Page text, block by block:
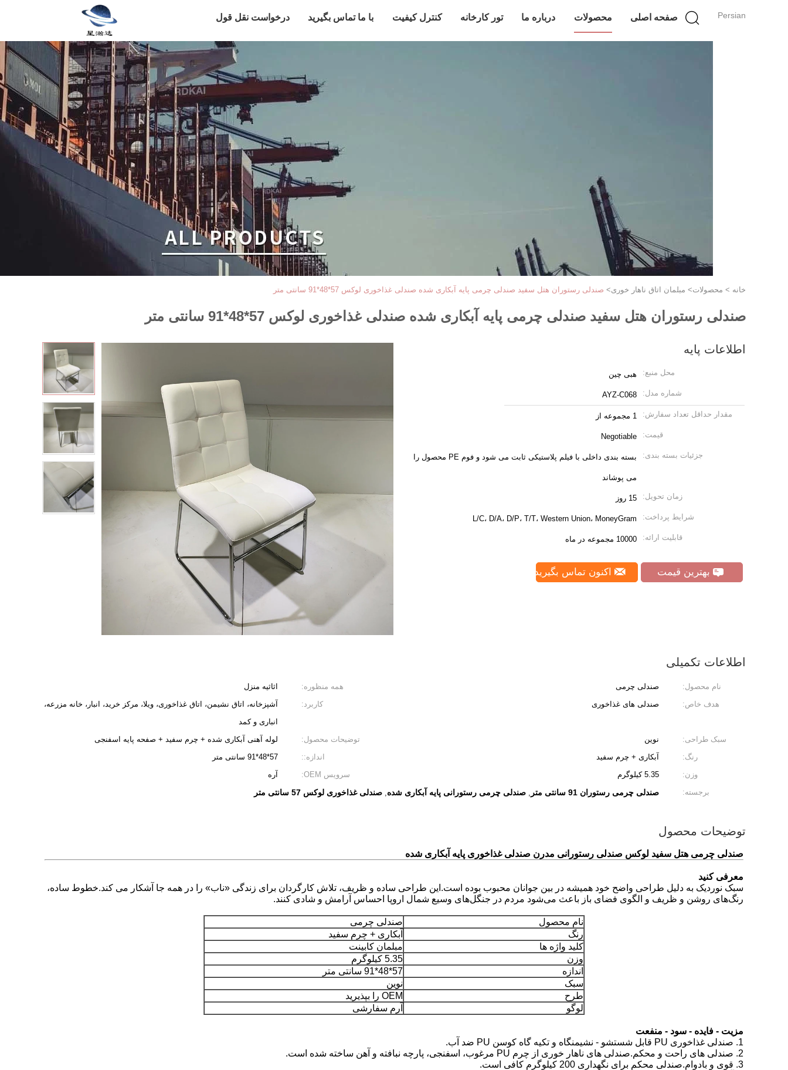
Persian صفحه اصلی محصولات درباره ما تور کارخانه کنترل کیفیت با ما تماس بگیرید درخواست نقل قول
خانه > محصولات> مبلمان اتاق ناهار خوری> صندلی رستوران هتل سفید صندلی چرمی پایه آبکاری شده صندلی غذاخوری لوکس 57*48*91 سانتی متر
صندلی رستوران هتل سفید صندلی چرمی پایه آبکاری شده صندلی غذاخوری لوکس 57*48*91 سانتی متر
اطلاعات پایه
محل منبع: هبی چین
شماره مدل: AYZ-C068
مقدار حداقل تعداد سفارش: 1 مجموعه از
قیمت: Negotiable
جزئیات بسته بندی: بسته بندی داخلی با فیلم پلاستیکی ثابت می شود و فوم PE محصول را
می پوشاند
زمان تحویل: 15 روز
شرایط پرداخت: L/C، D/A، D/P، T/T، Western Union، MoneyGram
قابلیت ارائه: 10000 مجموعه در ماه
بهترین قیمت اکنون تماس بگیرید
اطلاعات تکمیلی
نام محصول: صندلی چرمی همه منظوره:
اثاثیه منزل
هدف خاص:
صندلی های غذاخوری کاربرد:
آشپزخانه، اتاق نشیمن، اتاق غذاخوری، ویلا، مرکز خرید، انبار، خانه مزرعه،
انباری و کمد
سبک طراحی:
نوین توضیحات محصول:
لوله آهنی آبکاری شده + چرم سفید + صفحه پایه اسفنجی
رنگ:
آبکاری + چرم سفید اندازه::
57*48*91 سانتی متر
وزن:
5.35 کیلوگرم سرویس OEM:
آره
برجسته:
صندلی چرمی رستوران 91 سانتی متر , صندلی چرمی رستورانی پایه آبکاری شده, صندلی غذاخوری لوکس 57 سانتی متر
توضیحات محصول
صندلی چرمی هتل سفید لوکس صندلی رستورانی مدرن صندلی غذاخوری پایه آبکاری شده
معرفی کنید
سبک نوردیک به دلیل طراحی واضح خود همیشه در بین جوانان محبوب بوده است.این طراحی ساده و ظریف، تلاش کارگردان برای زندگی «ناب» را در همه جا آشکار می کند.خطوط ساده،
رنگ‌های روشن و ظریف و الگوی فضای باز باعث می‌شود مردم در جنگل‌های وسیع شمال اروپا احساس آرامش و شادی کنند.
نام محصول
صندلی چرمی
رنگ
آبکاری + چرم سفید
کلید واژه ها
مبلمان کابینت
وزن
5.35 کیلوگرم
اندازه
57*48*91 سانتی متر
سبک
نوین
طرح
OEM را بپذیرید
لوگو
آرم سفارشی
مزیت - فایده - سود - منفعت
1. صندلی غذاخوری PU قابل شستشو - نشیمنگاه و تکیه گاه کوسن PU ضد آب.
2. صندلی های راحت و محکم.صندلی های ناهار خوری از چرم PU مرغوب، اسفنجی، پارچه نبافته و آهن ساخته شده است.
3. قوی و بادوام.صندلی محکم برای نگهداری 200 کیلوگرم کافی است.